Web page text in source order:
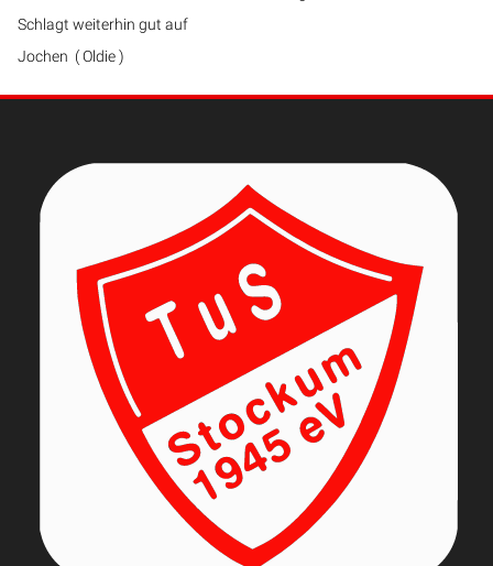
Schlagt weiterhin gut auf
Jochen ( Oldie )